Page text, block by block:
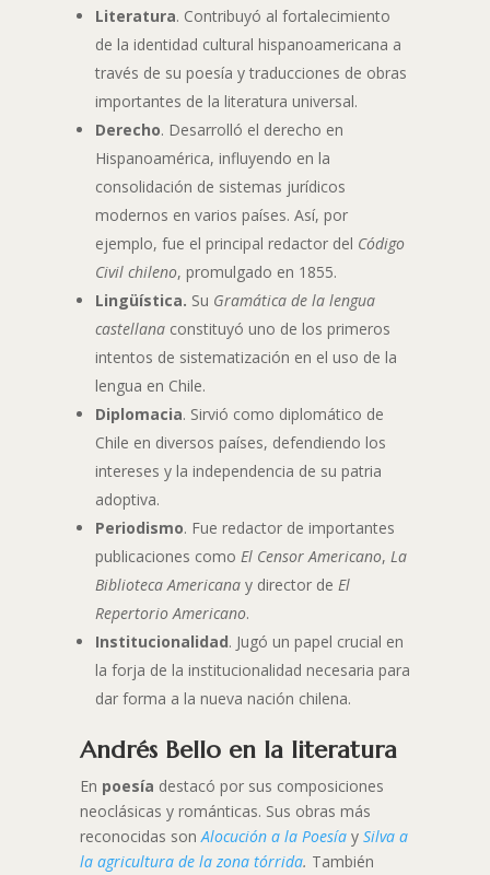
Literatura. Contribuyó al fortalecimiento
de la identidad cultural hispanoamericana a
través de su poesía y traducciones de obras
importantes de la literatura universal.
Derecho. Desarrolló el derecho en
Hispanoamérica, influyendo en la
consolidación de sistemas jurídicos
modernos en varios países. Así, por
ejemplo, fue el principal redactor del Código
Civil chileno, promulgado en 1855.
Lingüística. Su Gramática de la lengua
castellanaconstituyó uno de los primeros
intentos de sistematización en el uso de la
lengua en Chile.
Diplomacia. Sirvió como diplomático de
Chile en diversos países, defendiendo los
intereses y la independencia de su patria
adoptiva.
Periodismo. Fue redactor de importantes
publicaciones como El Censor Americano, La
Biblioteca Americanay director de El
Repertorio Americano.
Institucionalidad. Jugó un papel crucial en
la forja de la institucionalidad necesaria para
dar forma a la nueva nación chilena.
Andrés Bello en la literatura
En poesía destacó por sus composiciones
neoclásicas y románticas. Sus obras más
reconocidas sonAlocución a la Poesíay Silva a
la agricultura de la zona tórrida. También